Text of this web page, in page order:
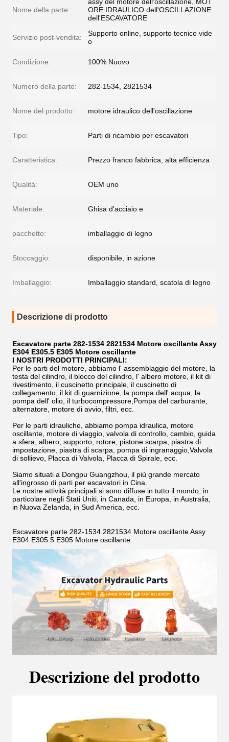
Nome della parte:
ORE IDRAULICO dell'OSCILLAZIONE
dell'ESCAVATORE
Servizio post-vendita:
Supporto online, supporto tecnico vide
o
Condizione: 100% Nuovo
Numero della parte: 282-1534, 2821534
Nome del prodotto: motore idraulico dell'oscillazione
Tipo: Parti di ricambio per escavatori
Caratteristica: Prezzo franco fabbrica, alta efficienza
Qualità: OEM uno
Materiale: Ghisa d'acciaio e
pacchetto: imballaggio di legno
Stoccaggio: disponibile, in azione
Imballaggio: Imballaggio standard, scatola di legno
Descrizione di prodotto
Escavatore parte 282-1534 2821534 Motore oscillante Assy
E304 E305.5 E305 Motore oscillante
I NOSTRI PRODOTTI PRINCIPALI:
Per le parti del motore, abbiamo l' assemblaggio del motore, la
testa del cilindro, il blocco del cilindro, l' albero motore, il kit di
rivestimento, il cuscinetto principale, il cuscinetto di
collegamento, il kit di guarnizione, la pompa dell' acqua, la
pompa dell' olio, il turbocompressore,Pompa del carburante,
alternatore, motore di avvio, filtri, ecc.
Per le parti idrauliche, abbiamo pompa idraulica, motore
oscillante, motore di viaggio, valvola di controllo, cambio, guida
a sfera, albero, supporto, rotore, pistone scarpa, piastra di
impostazione, piastra di scarpa, pompa di ingranaggio,Valvola
di sollievo, Placca di Valvola, Placca di Spirale, ecc.
Siamo situati a Dongpu Guangzhou, il più grande mercato
all'ingrosso di parti per escavatori in Cina.
Le nostre attività principali si sono diffuse in tutto il mondo, in
particolare negli Stati Uniti, in Canada, in Europa, in Australia,
in Nuova Zelanda, in Sud America, ecc.
Escavatore parte 282-1534 2821534 Motore oscillante Assy
E304 E305.5 E305 Motore oscillante
Descrizione del prodotto